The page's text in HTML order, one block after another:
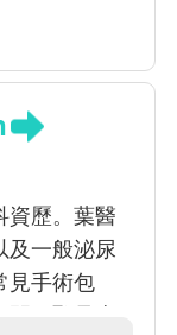
資歷。葉醫
及一般泌尿
見手術包